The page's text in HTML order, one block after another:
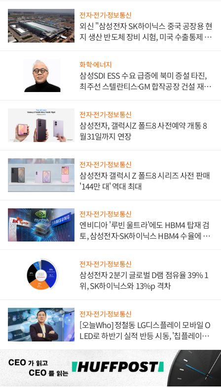
전자·전기·정보통신
외신 "삼성전자 SK하이닉스 중국 공장용 현
지 생산 반도체 장비 시험, 미국 수출통제 대
화학·에너지
삼성SDI ESS 수요 급증에 북미 증설 타진,
최주선 스텔란티스·GM 합작공장 건설 재추
전자·전기·정보통신
삼성전자, 갤럭시Z 폴드8 사전예약 개통 8
월31일까지 연장
전자·전기·정보통신
삼성전자 갤럭시 Z 폴드8 시리즈 사전 판매
'144만 대' 역대 최대
전자·전기·정보통신
엔비디아 '루빈 울트라'에도 HBM4 탑재 검
토, 삼성전자·SK하이닉스 HBM4 수율에 주
전자·전기·정보통신
삼성전자 2분기 글로벌 D램 점유율 39% 1
위, SK하이닉스와 13%p 격차
전자·전기·정보통신
[오늘Who] 정철동 LG디스플레이 모바일 O
LED로 하반기 실적 반등 시동, '칩플레이